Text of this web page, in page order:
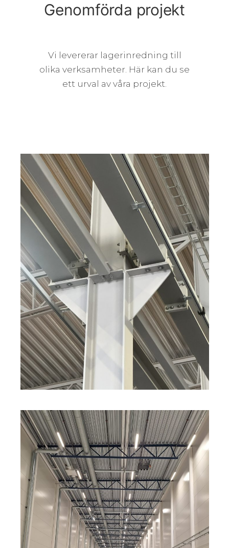
Genomförda projekt
Vi levererar lagerinredning till
olika verksamheter. Här kan du se
ett urval av våra projekt.